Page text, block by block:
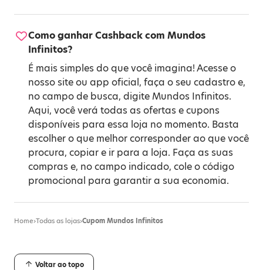
Como ganhar Cashback com Mundos
Infinitos?
É mais simples do que você imagina! Acesse o
nosso site ou app oficial, faça o seu cadastro e,
no campo de busca, digite Mundos Infinitos.
Aqui, você verá todas as ofertas e cupons
disponíveis para essa loja no momento. Basta
escolher o que melhor corresponder ao que você
procura, copiar e ir para a loja. Faça as suas
compras e, no campo indicado, cole o código
promocional para garantir a sua economia.
Home›Todas as lojas›Cupom Mundos Infinitos
Voltar ao topo